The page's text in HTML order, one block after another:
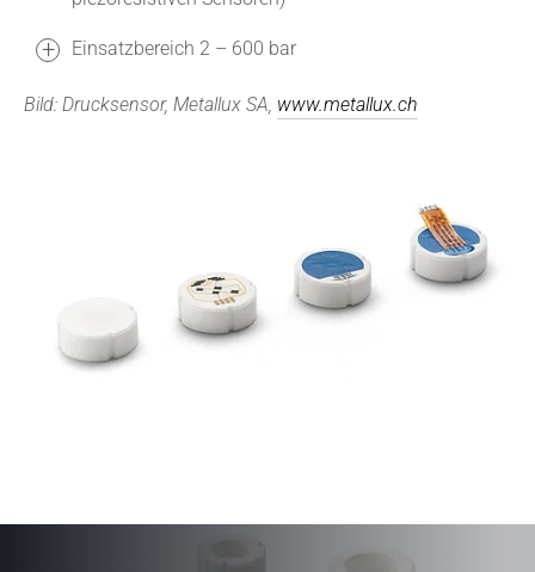
Einsatzbereich 2 – 600 bar
Bild: Drucksensor, Metallux SA, www.metallux.ch